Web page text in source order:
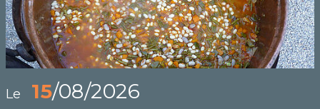
Le 15/08/2026